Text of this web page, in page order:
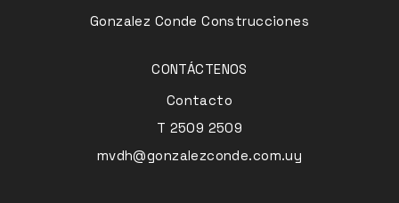
Gonzalez Conde Construcciones
CONTÁCTENOS
Contacto
T 2509 2509
mvdh@gonzalezconde.com.uy